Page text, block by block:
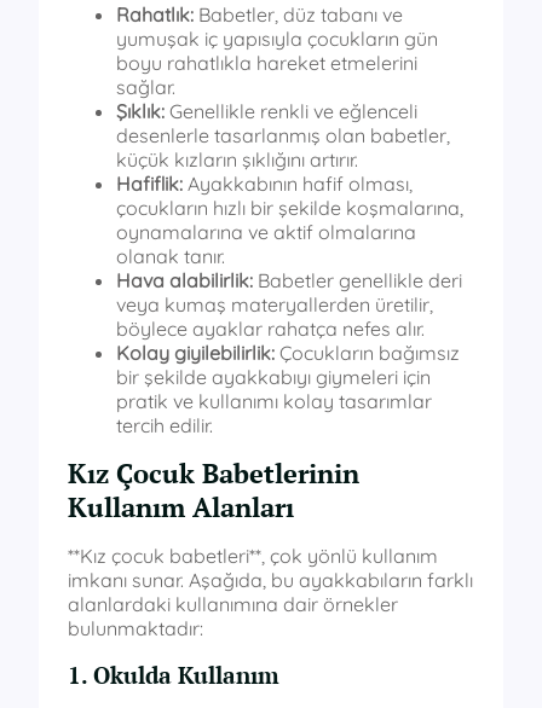
Rahatlık: Babetler, düz tabanı ve
yumuşak iç yapısıyla çocukların gün
boyu rahatlıkla hareket etmelerini
sağlar.
Şıklık: Genellikle renkli ve eğlenceli
desenlerle tasarlanmış olan babetler,
küçük kızların şıklığını artırır.
Hafiflik: Ayakkabının hafif olması,
çocukların hızlı bir şekilde koşmalarına,
oynamalarına ve aktif olmalarına
olanak tanır.
Hava alabilirlik: Babetler genellikle deri
veya kumaş materyallerden üretilir,
böylece ayaklar rahatça nefes alır.
Kolay giyilebilirlik: Çocukların bağımsız
bir şekilde ayakkabıyı giymeleri için
pratik ve kullanımı kolay tasarımlar
tercih edilir.
Kız Çocuk Babetlerinin
Kullanım Alanları
**Kız çocuk babetleri**, çok yönlü kullanım
imkanı sunar. Aşağıda, bu ayakkabıların farklı
alanlardaki kullanımına dair örnekler
bulunmaktadır:
1. Okulda Kullanım